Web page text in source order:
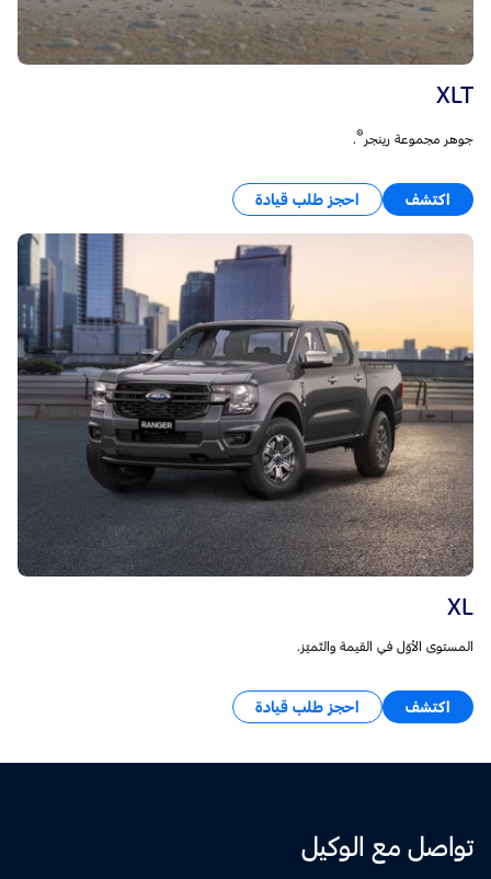
XLT
جوهر مجموعة رينجر ®
.
اكتشف احجز طلب قيادة
XL
المستوى الأوّل في القيمة والتّميّز.
اكتشف احجز طلب قيادة
تواصل مع الوكيل